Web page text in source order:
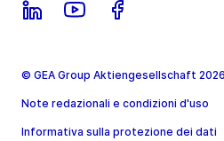
© GEA Group Aktiengesellschaft 2026
Note redazionali e condizioni d'uso
Informativa sulla protezione dei dati